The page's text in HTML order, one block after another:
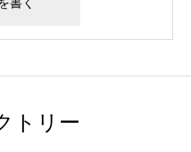
トリー